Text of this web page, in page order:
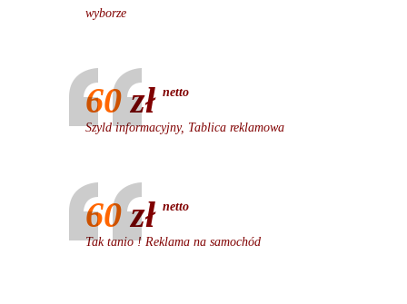
wyborze
60zł netto
Szyld informacyjny, Tablica reklamowa
60zł netto
Tak tanio ! Reklama na samochód